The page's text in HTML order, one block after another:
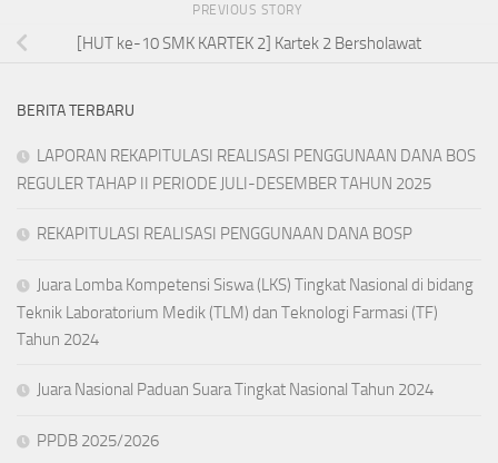
PREVIOUS STORY
[HUT ke-10 SMK KARTEK 2] Kartek 2 Bersholawat
BERITA TERBARU
LAPORAN REKAPITULASI REALISASI PENGGUNAAN DANA BOS
REGULER TAHAP II PERIODE JULI-DESEMBER TAHUN 2025
REKAPITULASI REALISASI PENGGUNAAN DANA BOSP
Juara Lomba Kompetensi Siswa (LKS) Tingkat Nasional di bidang
Teknik Laboratorium Medik (TLM) dan Teknologi Farmasi (TF)
Tahun 2024
Juara Nasional Paduan Suara Tingkat Nasional Tahun 2024
PPDB 2025/2026